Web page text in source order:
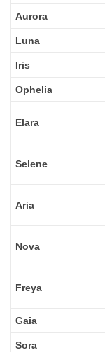
Aurora
Luna
Iris
Ophelia
Elara
Selene
Aria
Nova
Freya
Gaia
Sora